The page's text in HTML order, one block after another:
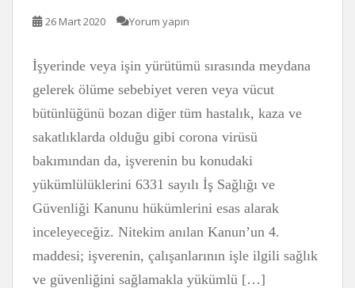
26 Mart 2020 Yorum yapın
İşyerinde veya işin yürütümü sırasında meydana
gelerek ölüme sebebiyet veren veya vücut
bütünlüğünü bozan diğer tüm hastalık, kaza ve
sakatlıklarda olduğu gibi corona virüsü
bakımından da, işverenin bu konudaki
yükümlülüklerini 6331 sayılı İş Sağlığı ve
Güvenliği Kanunu hükümlerini esas alarak
inceleyeceğiz. Nitekim anılan Kanun’un 4.
maddesi; işverenin, çalışanlarının işle ilgili sağlık
ve güvenliğini sağlamakla yükümlü […]